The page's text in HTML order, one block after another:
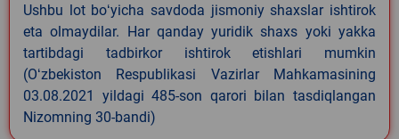
Ushbu lot boʻyicha savdoda jismoniy shaxslar ishtirok
eta olmaydilar. Har qanday yuridik shaxs yoki yakka
tartibdagi tadbirkor ishtirok etishlari mumkin
(Oʻzbekiston Respublikasi Vazirlar Mahkamasining
03.08.2021 yildagi 485-son qarori bilan tasdiqlangan
Nizomning 30-bandi)